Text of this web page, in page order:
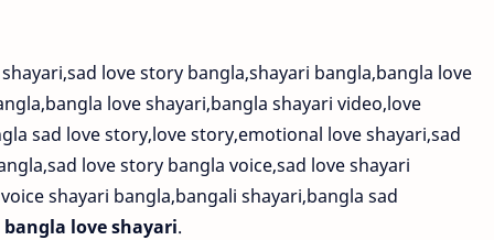
love story bangla,shayari bangla,bangla love
love shayari,bangla shayari video,love
sad love story,love story,emotional love shayari,sad
love story bangla voice,sad love shayari
shayari bangla,bangali shayari,bangla sad
love shayari.